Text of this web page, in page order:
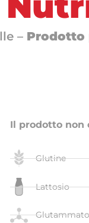
– Prodotto
Il prodotto non
Glutine
Lattosio